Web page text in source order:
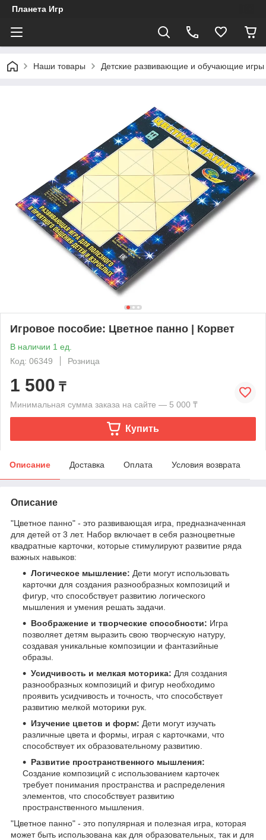
Планета Игр
Наши товары Детские развивающие и обучающие игры
Игровое пособие: Цветное панно | Корвет
В наличии 1 ед.
Код: 06349
Розница
1 500 ₸
Минимальная сумма заказа на сайте — 5 000 ₸
Купить
Описание Доставка Оплата Условия возврата
Описание
"Цветное панно" - это развивающая игра, предназначенная
для детей от 3 лет. Набор включает в себя разноцветные
квадратные карточки, которые стимулируют развитие ряда
важных навыков:
Логическое мышление: Дети могут использовать
карточки для создания разнообразных композиций и
фигур, что способствует развитию логического
мышления и умения решать задачи.
Воображение и творческие способности: Игра
позволяет детям выразить свою творческую натуру,
создавая уникальные композиции и фантазийные
образы.
Усидчивость и мелкая моторика: Для создания
разнообразных композиций и фигур необходимо
проявить усидчивость и точность, что способствует
развитию мелкой моторики рук.
Изучение цветов и форм: Дети могут изучать
различные цвета и формы, играя с карточками, что
способствует их образовательному развитию.
Развитие пространственного мышления:
Создание композиций с использованием карточек
требует понимания пространства и распределения
элементов, что способствует развитию
пространственного мышления.
"Цветное панно" - это популярная и полезная игра, которая
может быть использована как для образовательных, так и для